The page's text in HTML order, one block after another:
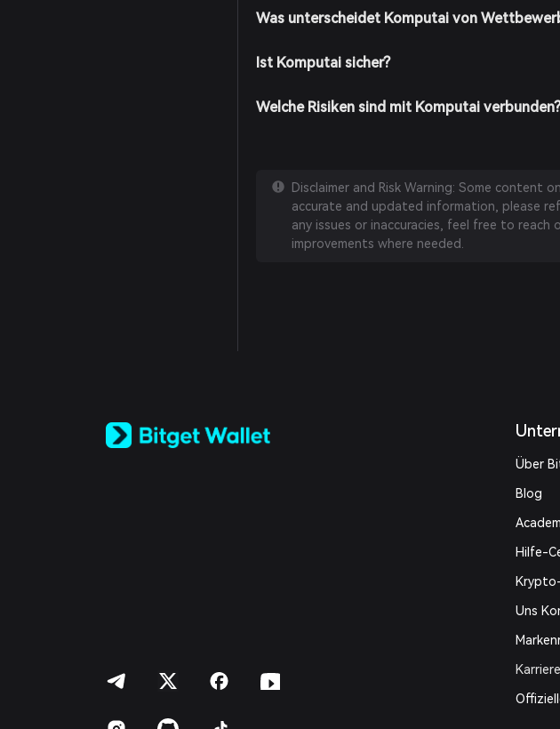
Was unterscheidet Komputai von
Ist Komputai sicher?
Welche Risiken sind mit Komputai
Disclaimer and Risk Warning: Some content
accurate and updated information, please
any issues or inaccuracies, feel free to
improvements where needed.
Español (Latinoamérica)
Über
Blog
Hilfe-
Uns
Karriere